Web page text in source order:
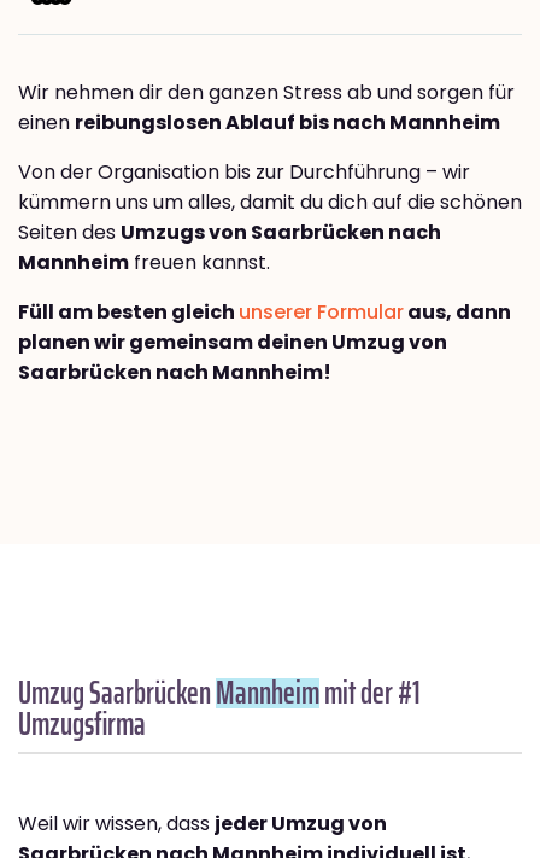
Wir nehmen dir den ganzen Stress ab und sorgen für
einen reibungslosen Ablauf bis nach Mannheim
Von der Organisation bis zur Durchführung – wir
kümmern uns um alles, damit du dich auf die schönen
Seiten des Umzugs von Saarbrücken nach
Mannheim freuen kannst.
Füll am besten gleich unserer Formularaus, dann
planen wir gemeinsam deinen Umzug von
Saarbrücken nach Mannheim!
Umzug SaarbrückenMannheimmit der #1
Umzugsfirma
Weil wir wissen, dass jeder Umzug von